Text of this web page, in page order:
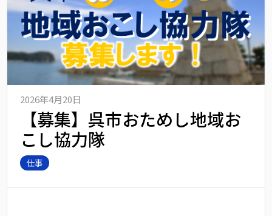
2026年4月20日
【募集】呉市おためし地域お
こし協力隊
仕事